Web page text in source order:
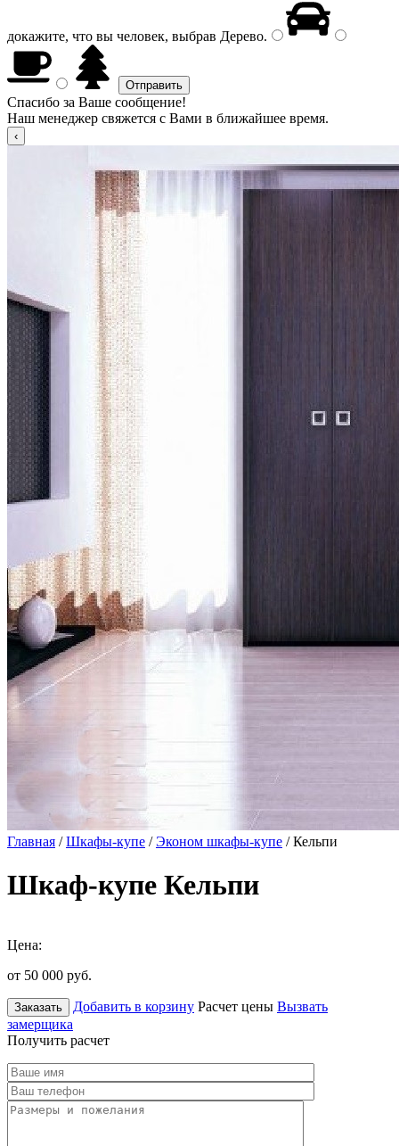
докажите, что вы человек, выбрав Дерево.
Спасибо за Ваше сообщение!
Наш менеджер свяжется с Вами в ближайшее время.
Главная /Шкафы-купе /Эконом шкафы-купе / Кельпи
Шкаф-купе Кельпи
Цена:
от 50 000 руб.
Заказать Добавить в корзину Расчет цены Вызвать
замерщика
Получить расчет